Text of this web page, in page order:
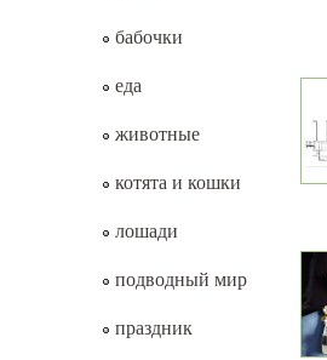
бабочки
еда
животные
котята и кошки
лошади
подводный мир
праздник